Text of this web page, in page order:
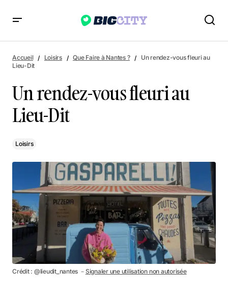
Accueil Loisirs Que Faire à Nantes ?
Un rendez-vous fleuri au
Lieu-Dit
Un rendez-vous fleuri au
Lieu-Dit
Loisirs
Crédit : @lieudit_nantes － Signaler une utilisation non autorisée